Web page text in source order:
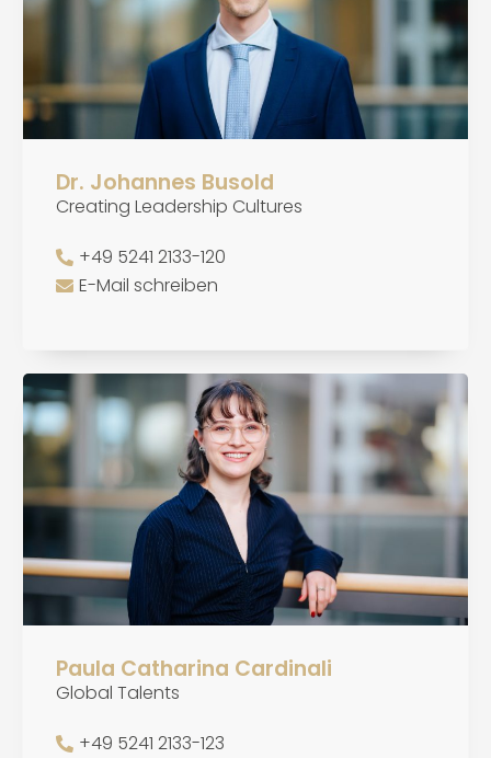
Dr. Johannes Busold
Creating Leadership Cultures
+49 5241 2133-120
E-Mail schreiben
Paula Catharina Cardinali
Global Talents
+49 5241 2133-123